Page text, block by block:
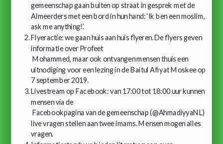
gemeenschap gaan buiten op straat in gesprek met de
Almeerders met een bord in hun hand: ‘Ik ben een moslim,
ask me anything!’.
Flyeractie: we gaan huis aan huis flyeren. De flyers geven
informatie over Profeet
Mohammed, maar ook ontvangen mensen thuis een
uitnodiging voor een lezing in de Baitul Afiyat Moskee op
7 september 2019.
Livestream op Facebook: van 17:00 tot 18:00 uur kunnen
mensen via de
Facebookpagina van de gemeenschap (@AhmadiyyaNL)
live vragen stellen aan twee imams. Mensen mogen alles
vragen.